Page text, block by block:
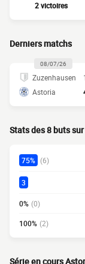
2 victoires
Derniers matchs
08/07/26
Zuzenhausen
Astoria
Stats des 8 buts
75% (6)
3
0% (0)
100% (2)
Série en cours